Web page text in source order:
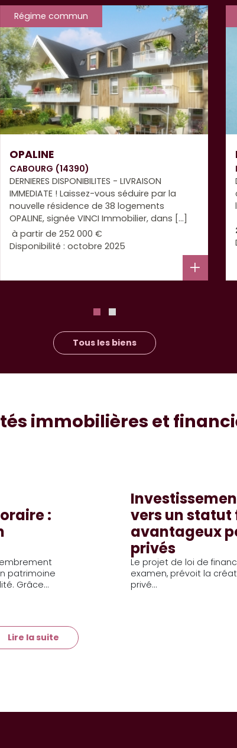
Régime commun
OPALINE
CABOURG (14390)
DERNIERES DISPONIBILITES - LIVRAISON
IMMEDIATE ! Laissez-vous séduire par la
nouvelle résidence de 38 logements
OPALINE, signée VINCI Immobilier, dans [...]
à partir de 252 000 €
Disponibilité : octobre 2025
Tous les biens
immobilières et
:
patrimoine
Grâce...
Lire la suite
vers un statut
avantageux
privés
Le projet de loi de
examen, prévoit la
privé...